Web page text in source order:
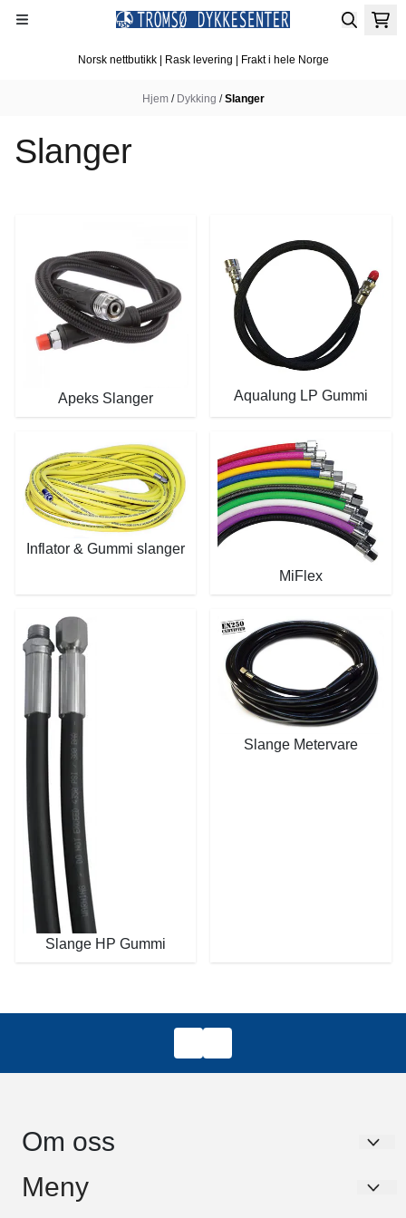
Hopp til innhold
Norsk nettbutikk | Rask levering | Frakt i hele Norge
Hjem / Dykking /Slanger
Slanger
Apeks Slanger Aqualung LP Gummi
Inflator & Gummi slanger
MiFlex
Slange HP Gummi
Slange Metervare
Om oss
Dykkerservice Nord AS
Meny